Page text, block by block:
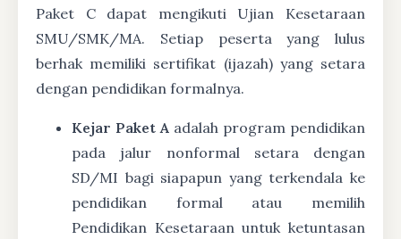
Paket C dapat mengikuti Ujian Kesetaraan
SMU/SMK/MA. Setiap peserta yang lulus
berhak memiliki sertifikat (ijazah) yang setara
dengan pendidikan formalnya.
Kejar Paket A adalah program pendidikan
pada jalur nonformal setara dengan
SD/MI bagi siapapun yang terkendala ke
pendidikan formal atau memilih
Pendidikan Kesetaraan untuk ketuntasan